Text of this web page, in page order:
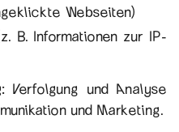
Webseiten)
B. Informationen zur IP-
: Verfolgung und Analyse
und Marketing.